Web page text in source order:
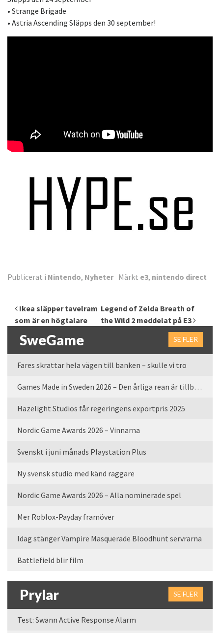
• Strange Brigade
• Astria Ascending Släpps den 30 september!
Publicerat i Nintendo, Nyheter Märkt e3, nintendo direct
Inläggsnavigering
Ikea släpper tavelram
som är en högtalare
Legend of Zelda Breath of
the Wild 2 meddelat på E3
SweGame SE FLER
Fares skrattar hela vägen till banken – skulle vi tro
Games Made in Sweden 2026 – Den årliga rean är tillbaka
Hazelight Studios får regeringens exportpris 2025
Nordic Game Awards 2026 – Vinnarna
Svenskt i juni månads Playstation Plus
Ny svensk studio med känd raggare
Nordic Game Awards 2026 – Alla nominerade spel
Mer Roblox-Payday framöver
Idag stänger Vampire Masquerade Bloodhunt servrarna
Battlefield blir film
Prylar SE FLER
Test: Swann Active Response Alarm